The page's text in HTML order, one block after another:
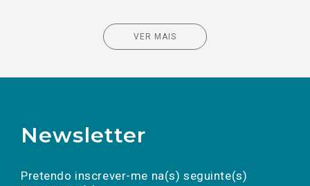
VER MAIS
Newsletter
Pretendo inscrever-me na(s) seguinte(s)
a(s) newsletter(s).
mail